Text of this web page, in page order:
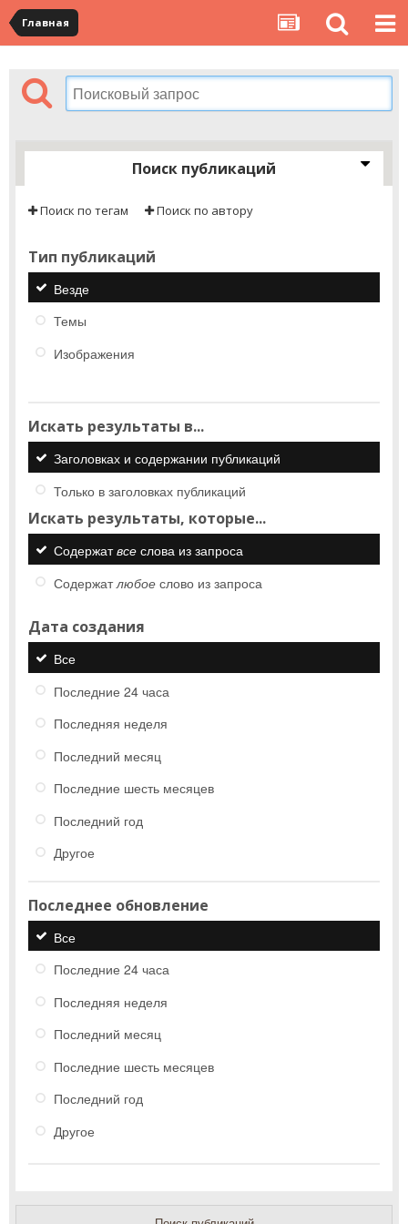
Главная
Поиск публикаций
Поиск по тегам Поиск по автору
Тип публикаций
Везде
Темы
Изображения
Искать результаты в...
Заголовках и содержании публикаций
Только в заголовках публикаций
Искать результаты, которые...
Содержатвсе слова из запроса
Содержатлюбое слово из запроса
Дата создания
Все
Последние 24 часа
Последняя неделя
Последний месяц
Последние шесть месяцев
Последний год
Другое
Последнее обновление
Все
Последние 24 часа
Последняя неделя
Последний месяц
Последние шесть месяцев
Последний год
Другое